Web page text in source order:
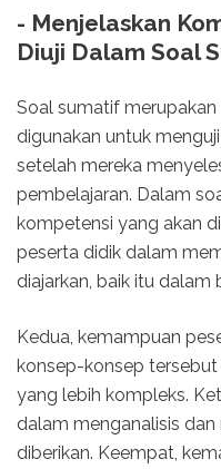
- Menjelaskan
Diuji Dalam Soal
Soal sumatif
digunakan untuk
setelah mereka
pembelajaran. Dalam
kompetensi yang akan
peserta didik dalam
diajarkan, baik itu dalam
Kedua, kemampuan
konsep-konsep
yang lebih kompleks.
dalam menganalisis
diberikan. Keempat,